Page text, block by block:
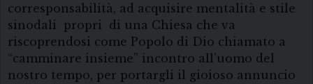
corresponsabilità, ad acquisire mentalità e stile
sinodali propri di una Chiesa che va
riscoprendosi come Popolo di Dio chiamato a
“camminare insieme” incontro all’uomo del
nostro tempo, per portargli il gioioso annuncio